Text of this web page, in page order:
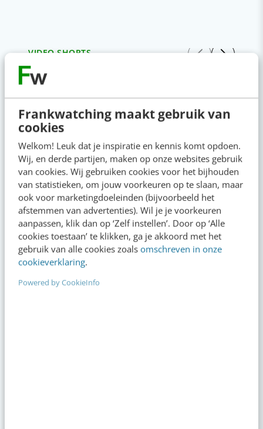
Frankwatching maakt gebruik van
cookies
Welkom! Leuk dat je inspiratie en kennis komt opdoen.
Wij, en derde partijen, maken op onze websites gebruik
van cookies. Wij gebruiken cookies voor het bijhouden
van statistieken, om jouw voorkeuren op te slaan, maar
ook voor marketingdoeleinden (bijvoorbeeld het
afstemmen van advertenties). Wil je je voorkeuren
aanpassen, klik dan op ‘Zelf instellen’. Door op ‘Alle
cookies toestaan’ te klikken, ga je akkoord met het
gebruik van alle cookies zoals omschreven in onze
cookieverklaring.
Powered by CookieInfo
VIDEO SHORTS
Bekijk de korte video's
00:00 00:00